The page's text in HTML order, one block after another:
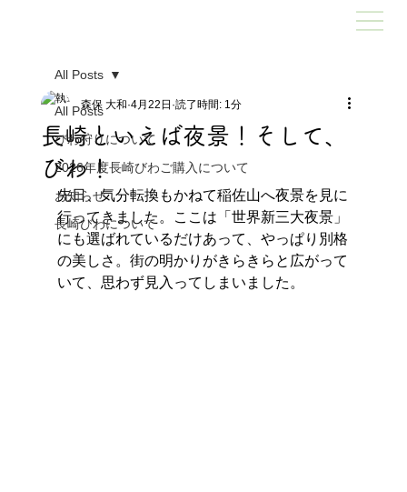
All Posts
びわ狩りについて
2026年度長崎びわご購入について
お知らせ
長崎びわについて
All Posts
長崎といえば夜景！そして、
びわ！
森保 大和 4月22日 読了時間: 1分
先日、気分転換もかねて稲佐山へ夜景を見に
行ってきました。ここは「世界新三大夜景」
にも選ばれているだけあって、やっぱり別格
の美しさ。街の明かりがきらきらと広がって
いて、思わず見入ってしまいました。